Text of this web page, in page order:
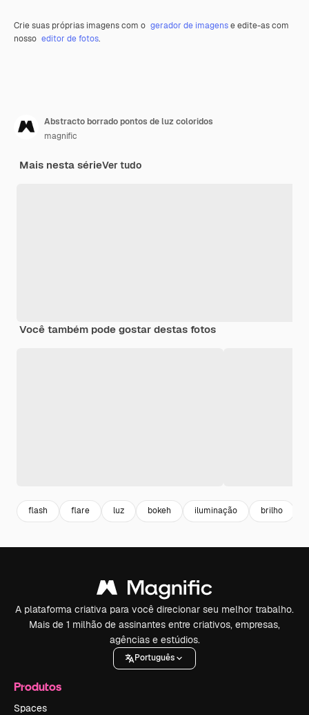
Crie suas próprias imagens com o gerador de imagense edite-as com
nosso editor de fotos.
Abstracto borrado pontos de luz coloridos
magnific
Mais nesta sérieVer tudo
Você também pode gostar destas fotos
flash flare luz bokeh iluminação brilho
A plataforma criativa para você direcionar seu melhor trabalho.
Mais de 1 milhão de assinantes entre criativos, empresas,
agências e estúdios.
Português
Produtos
Spaces